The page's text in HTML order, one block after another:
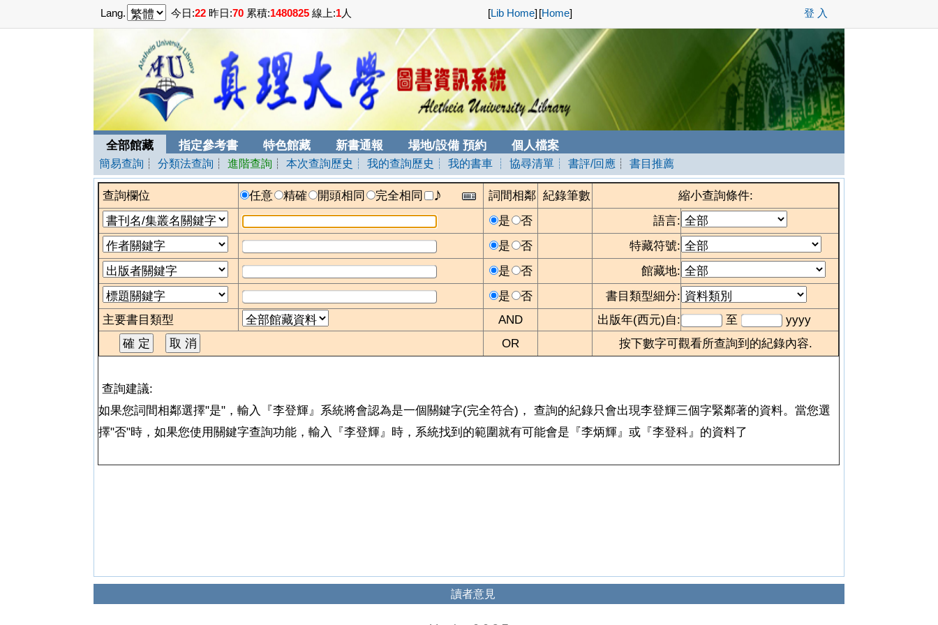
Lang. 今日:22 昨日:70 累積:1480825 線上:1人 [Lib Home] [Home] 登 入
全部館藏 指定參考書 特色館藏 新書通報 場地/設備 預約 個人檔案
簡易查詢 ┊分類法查詢 ┊進階查詢 ┊本次查詢歷史 ┊ 我的查詢歷史 ┊ 我的書車 ┊ 協尋清單 ┊ 書評/回應 ┊書目推薦
查詢欄位 任意 精確 開頭相同 完全相同 ♪ 詞間相鄰 紀錄筆數
縮小查詢條件:
是
否
語言:
是
否
特藏符號:
是
否
館藏地:
是
否
書目類型細分:
主要書目類型
AND 出版年(西元)自: 至
yyyy
OR
按下數字可觀看所查詢到的紀錄內容.
查詢建議:
如果您詞間相鄰選擇"是"，輸入『李登輝』系統將會認為是一個關鍵字(完全符合)， 查詢的紀錄只會出現李登輝三個字緊鄰著的資料。當您選
擇"否"時，如果您使用關鍵字查詢功能，輸入『李登輝』時，系統找到的範圍就有可能會是『李炳輝』或『李登科』的資料了
讀者意見